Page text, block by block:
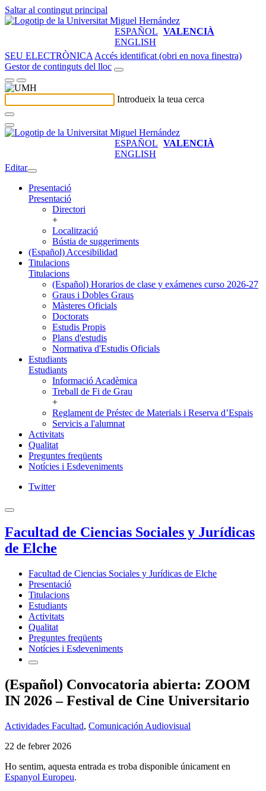
Saltar al contingut principal
ESPAÑOL VALENCIÀ
ENGLISH
SEU ELECTRÒNICA Accés identificat (obri en nova finestra)
Gestor de continguts del lloc
Introdueix la teua cerca
ESPAÑOL VALENCIÀ
ENGLISH
Editar
Presentació
Presentació
Directori
+
Localització
Bústia de suggeriments
(Español) Accesibilidad
Titulacions
Titulacions
(Español) Horarios de clase y exámenes curso 2026-27
Graus i Dobles Graus
Màsteres Oficials
Doctorats
Estudis Propis
Plans d'estudis
Normativa d'Estudis Oficials
Estudiants
Estudiants
Informació Acadèmica
Treball de Fi de Grau
+
Reglament de Préstec de Materials i Reserva d’Espais
Servicis a l'alumnat
Activitats
Qualitat
Preguntes freqüents
Notícies i Esdeveniments
Twitter
Facultad de Ciencias Sociales y Jurídicas
de Elche
Facultad de Ciencias Sociales y Jurídicas de Elche
Presentació
Titulacions
Estudiants
Activitats
Qualitat
Preguntes freqüents
Notícies i Esdeveniments
(Español) Convocatoria abierta: ZOOM
IN 2026 – Festival de Cine Universitario
Actividades Facultad, Comunicación Audiovisual
22 de febrer 2026
Ho sentim, aquesta entrada es troba disponible únicament en
Espanyol Europeu.